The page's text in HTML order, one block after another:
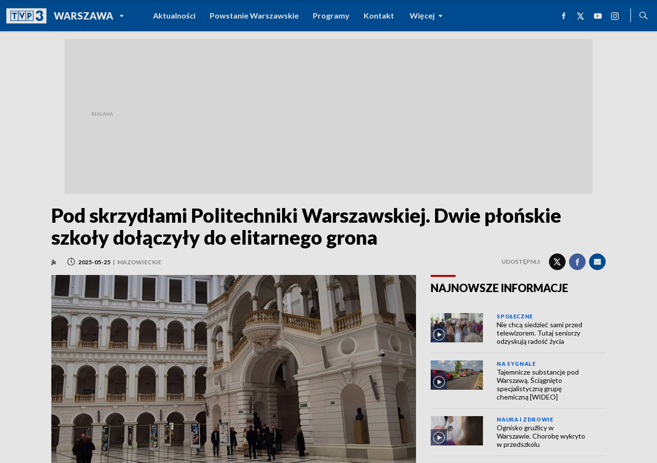
WARSZAWAPOWRÓT DO
TVP REGIONY
Aktualności Powstanie Warszawskie Programy Kontakt Więcej
Pod skrzydłami Politechniki Warszawskiej. Dwie płońskie
szkoły dołączyły do elitarnego grona
jk 2025-05-25 | MAZOWIECKIE UDOSTĘPNIJ:
NAJNOWSZE INFORMACJE
SPOŁECZNE
Nie chcą siedzieć sami przed
telewizorem. Tutaj seniorzy
odzyskują radość życia
NA SYGNALE
Tajemnicze substancje pod
Warszawą. Ściągnięto
specjalistyczną grupę
chemiczną [WIDEO]
NAUKA I ZDROWIE
Ognisko gruźlicy w
Warszawie. Chorobę wykryto
w przedszkolu